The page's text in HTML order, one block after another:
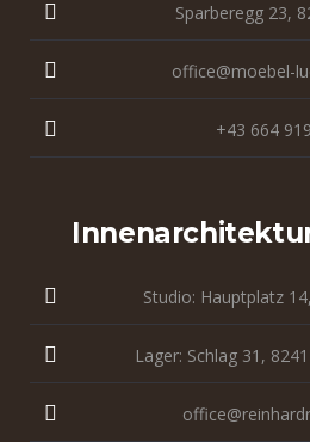
Sparberegg 23,
office@moebel-
+43 664
Studio: Hauptplatz
Lager: Schlag 31,